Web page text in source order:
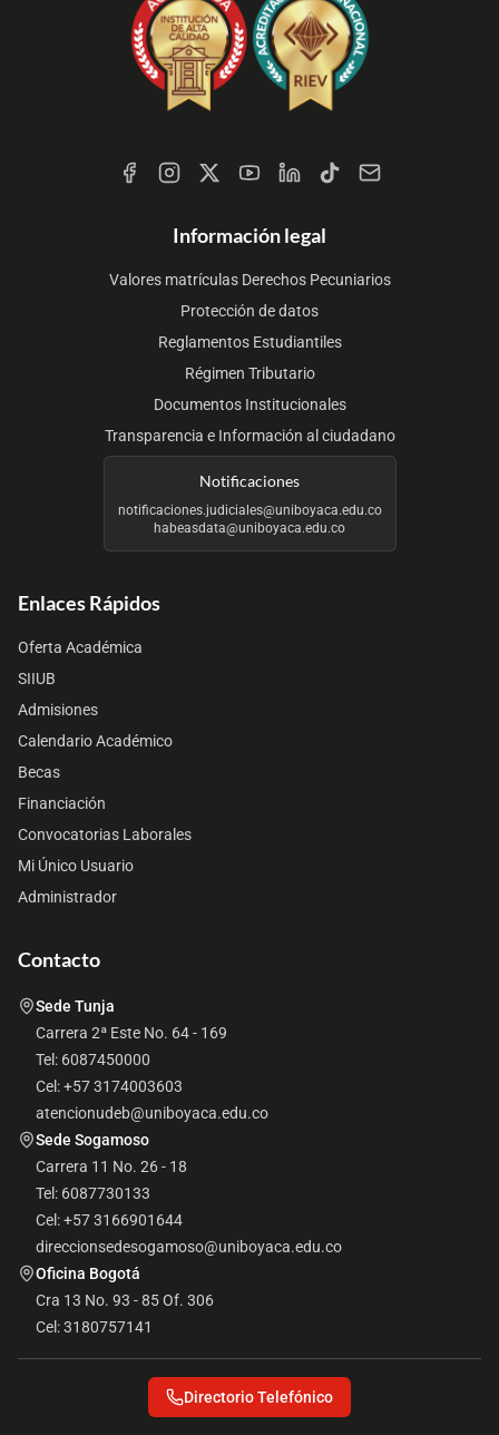
Sociales
Información legal
Valores matrículas Derechos Pecuniarios
Protección de datos
Reglamentos Estudiantiles
Régimen Tributario
Documentos Institucionales
Transparencia e Información al ciudadano
Notificaciones
notificaciones.judiciales@uniboyaca.edu.co
habeasdata@uniboyaca.edu.co
Enlaces Rápidos
Oferta Académica
SIIUB
Admisiones
Calendario Académico
Becas
Financiación
Convocatorias Laborales
Mi Único Usuario
Administrador
Contacto
Sede Tunja
Carrera 2ª Este No. 64 - 169
Tel: 6087450000
Cel: +57 3174003603
atencionudeb@uniboyaca.edu.co
Sede Sogamoso
Carrera 11 No. 26 - 18
Tel: 6087730133
Cel: +57 3166901644
direccionsedesogamoso@uniboyaca.edu.co
Oficina Bogotá
Cra 13 No. 93 - 85 Of. 306
Cel: 3180757141
Directorio Telefónico